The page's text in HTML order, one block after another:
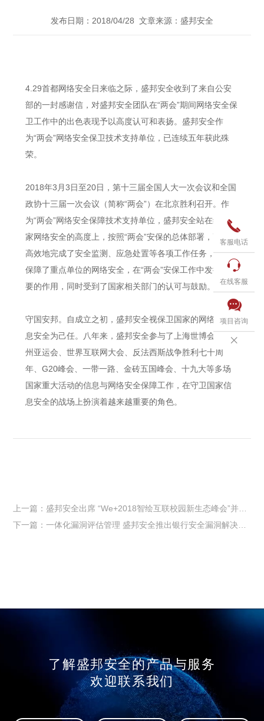
发布日期：2018/04/28 文章来源：盛邦安全
4.29首都网络安全日来临之际，盛邦安全收到了来自公安
部的一封感谢信，对盛邦安全团队在“两会”期间网络安全保
卫工作中的出色表现予以高度认可和表扬。盛邦安全作
为“两会”网络安全保卫技术支持单位，已连续五年获此殊
荣。
2018年3月3日至20日，第十三届全国人大一次会议和全国
政协十三届一次会议（简称“两会”）在北京胜利召开。作
为“两会”网络安全保障技术支持单位，盛邦安全站在维护国
家网络安全的高度上，按照“两会”安保的总体部署，高质、
高效地完成了安全监测、应急处置等各项工作任务，有效
保障了重点单位的网络安全，在“两会”安保工作中发挥了重
要的作用，同时受到了国家相关部门的认可与鼓励。
守国安邦。自成立之初，盛邦安全视保卫国家的网络与信
息安全为己任。八年来，盛邦安全参与了上海世博会、广
州亚运会、世界互联网大会、反法西斯战争胜利七十周
年、G20峰会、一带一路、金砖五国峰会、十九大等多场
国家重大活动的信息与网络安全保障工作，在守卫国家信
息安全的战场上扮演着越来越重要的角色。
上一篇：盛邦安全出席 “We+2018智绘互联校园新生态峰会”并发表精彩演讲
下一篇：一体化漏洞评估管理 盛邦安全推出银行安全漏洞解决方案

客服电话

在线客服

项目咨询

了解盛邦安全的产品与服务
欢迎联系我们